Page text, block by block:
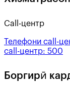
Call-центр
Телефони call-
call-центр: 500
Боргирӣ